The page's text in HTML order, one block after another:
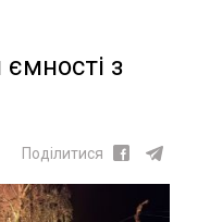
з
Поділитися